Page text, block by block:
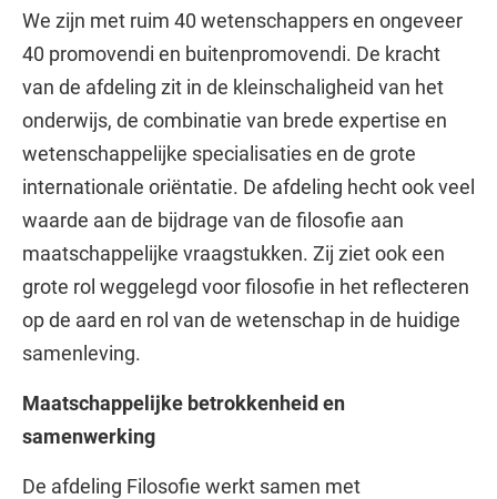
We zijn met ruim 40 wetenschappers en ongeveer
40 promovendi en buitenpromovendi. De kracht
van de afdeling zit in de kleinschaligheid van het
onderwijs, de combinatie van brede expertise en
wetenschappelijke specialisaties en de grote
internationale oriëntatie. De afdeling hecht ook veel
waarde aan de bijdrage van de filosofie aan
maatschappelijke vraagstukken. Zij ziet ook een
grote rol weggelegd voor filosofie in het reflecteren
op de aard en rol van de wetenschap in de huidige
samenleving.
Maatschappelijke betrokkenheid en
samenwerking
De afdeling Filosofie werkt samen met